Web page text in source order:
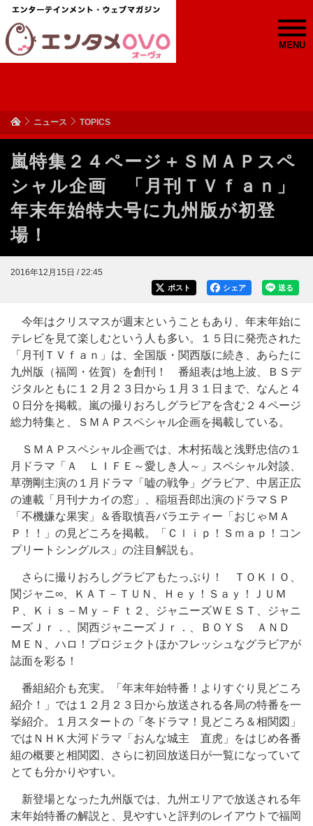
MENU
ニュース TOPICS
嵐特集２４ページ＋ＳＭＡＰスペ
シャル企画 「月刊ＴＶｆａｎ」
年末年始特大号に九州版が初登
場！
2016年12月15日 / 22:45
送る
シェア
ポスト
今年はクリスマスが週末ということもあり、年末年始に
テレビを見て楽しむという人も多い。１５日に発売された
「月刊ＴＶｆａｎ」は、全国版・関西版に続き、あらたに
九州版（福岡・佐賀）を創刊！ 番組表は地上波、ＢＳデ
ジタルともに１２月２３日から１月３１日まで、なんと４
０日分を掲載。嵐の撮りおろしグラビアを含む２４ページ
総力特集と、ＳＭＡＰスペシャル企画を掲載している。
ＳＭＡＰスペシャル企画では、木村拓哉と浅野忠信の１
月ドラマ「Ａ ＬＩＦＥ～愛しき人～」スペシャル対談、
草彅剛主演の１月ドラマ「嘘の戦争」グラビア、中居正広
の連載「月刊ナカイの窓」、稲垣吾郎出演のドラマＳＰ
「不機嫌な果実」＆香取慎吾バラエティー「おじゃＭＡ
Ｐ！！」の見どころを掲載。「Ｃｌｉｐ！Ｓｍａｐ！コン
プリートシングルス」の注目解説も。
さらに撮りおろしグラビアもたっぷり！ ＴＯＫＩＯ、
関ジャニ∞、ＫＡＴ－ＴＵＮ、Ｈｅｙ！Ｓａｙ！ＪＵＭ
Ｐ、Ｋｉｓ－Ｍｙ－Ｆｔ２、ジャニーズＷＥＳＴ、ジャニ
ーズＪｒ．、関西ジャニーズＪｒ．、ＢＯＹＳ ＡＮＤ
ＭＥＮ、ハロ！プロジェクトほかフレッシュなグラビアが
誌面を彩る！
番組紹介も充実。「年末年始特番！よりすぐり見どころ
紹介！」では１２月２３日から放送される各局の特番を一
挙紹介。１月スタートの「冬ドラマ！見どころ＆相関図」
ではＮＨＫ大河ドラマ「おんな城主 直虎」をはじめ各番
組の概要と相関図、さらに初回放送日が一覧になっていて
とても分かりやすい。
新登場となった九州版では、九州エリアで放送される年
末年始特番の解説と、見やすいと評判のレイアウトで福岡